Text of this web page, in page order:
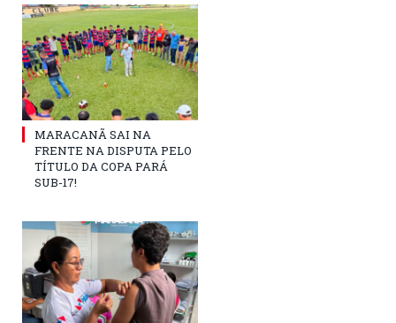
MARACANÃ SAI NA
FRENTE NA DISPUTA PELO
TÍTULO DA COPA PARÁ
SUB-17!